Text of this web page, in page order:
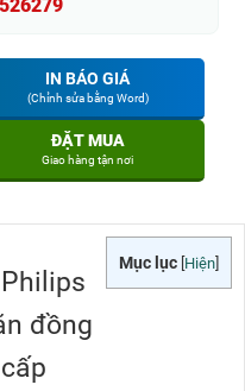
IN BÁO GIÁ
(Chỉnh sửa bằng Word)
ĐẶT MUA
Giao hàng tận nơi
Mục lục Hiện
đồng